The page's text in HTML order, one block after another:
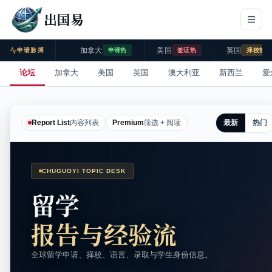
出国易
申请脉搏 加拿大 申请热 美国 签证热 英国 择校热
论坛 加拿大 美国 英国 澳大利亚 新西兰 爱
Report List内容列表 Premium筛选 + 阅读 最新 热门
CHUGUOYI TOPIC DESK
留学
报告与经验流
全球留学申请、择校、语言、录取与学生身份信息。